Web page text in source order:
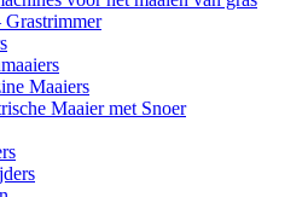
Grastrimmer
Maaiers
Maaier met Snoer